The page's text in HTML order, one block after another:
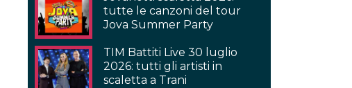
tutte le canzoni del tour
Jova Summer Party
TIM Battiti Live 30 luglio
2026: tutti gli artisti in
scaletta a Trani